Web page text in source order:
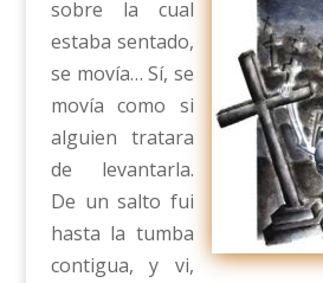
sobre la cual
estaba sentado,
se movía… Sí, se
movía como si
alguien tratara
de levantarla.
De un salto fui
hasta la tumba
contigua, y vi,